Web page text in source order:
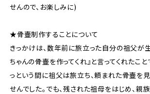
せんので、お楽しみに)
★骨壷制作することについて
きっかけは、数年前に旅立った自分の祖父が生
ちゃんの骨壷を作ってくれ』と言ってくれたこ
っという間に祖父は旅立ち、頼まれた骨壷を
せんでした。でも、残された祖母をはじめ、親